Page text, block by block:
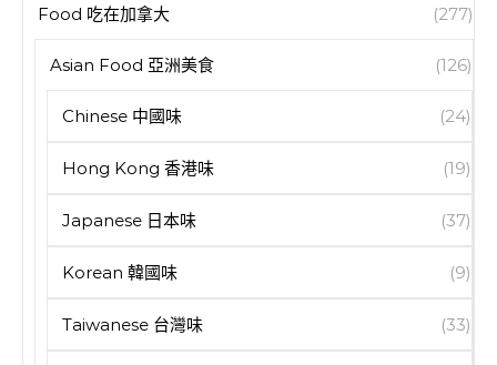
Food 吃在加拿大 (277)
Asian Food 亞洲美食 (126)
Chinese 中國味 (24)
Hong Kong 香港味 (19)
Japanese 日本味 (37)
Korean 韓國味 (9)
Taiwanese 台灣味 (33)